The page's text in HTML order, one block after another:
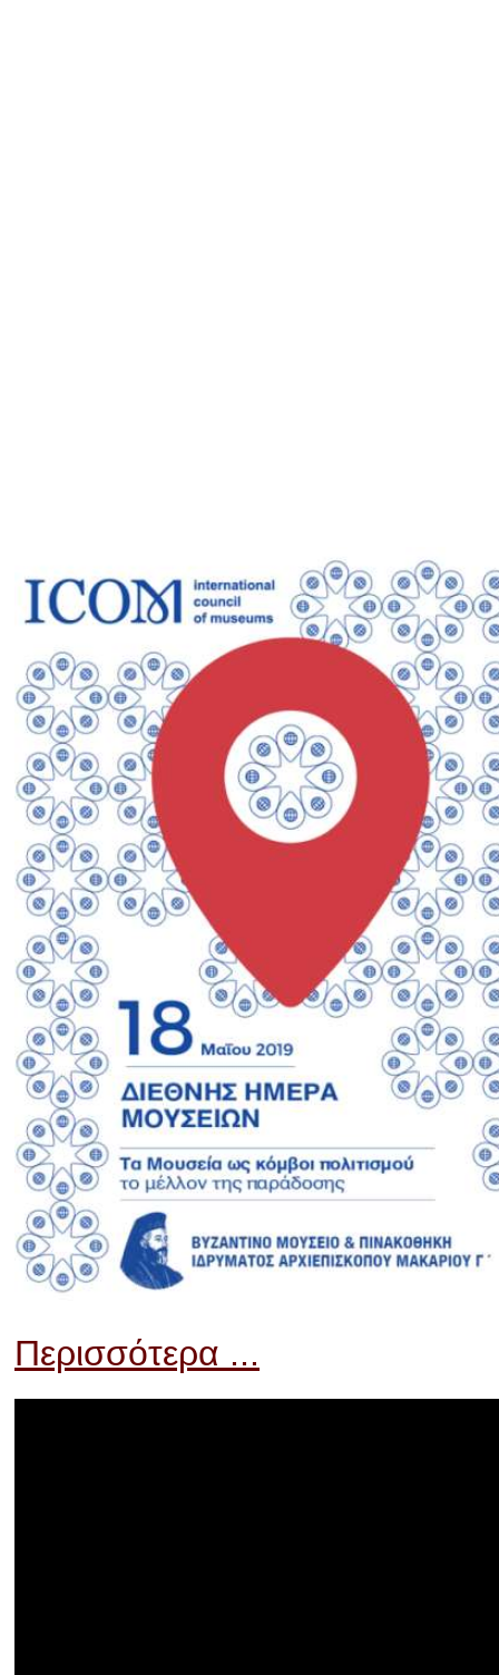
Περισσότερα ...